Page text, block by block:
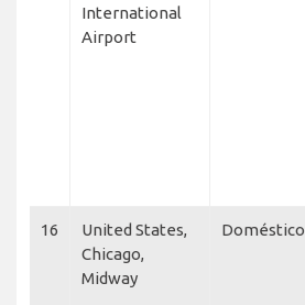
International
Airport
16
United States,
Chicago,
Midway
Doméstico